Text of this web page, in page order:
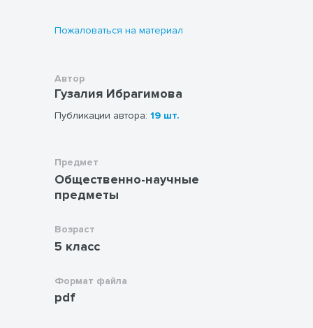
Пожаловаться на материал
Автор
Гузалия Ибрагимова
Публикации автора: 19 шт.
Предмет
Общественно-научные
предметы
Возраст
5 класс
Формат файла
pdf